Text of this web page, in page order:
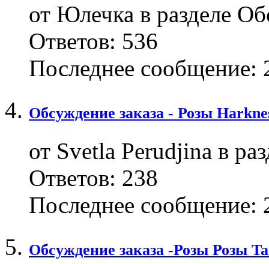
от Юлечка в разделе
Ответов: 536
Последнее сообщение:
Обсуждение заказа - Розы
от Svetla Perudjina в
Ответов: 238
Последнее сообщение:
Обсуждение заказа -Розы Розы